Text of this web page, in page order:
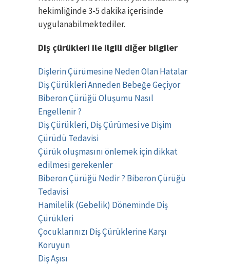
hekimliğinde 3-5 dakika içerisinde
uygulanabilmektediler.
Diş çürükleri ile ilgili diğer bilgiler
Dişlerin Çürümesine Neden Olan Hatalar
Diş Çürükleri Anneden Bebeğe Geçiyor
Biberon Çürüğü Oluşumu Nasıl
Engellenir ?
Diş Çürükleri, Diş Çürümesi ve Dişim
Çürüdü Tedavisi
Çürük oluşmasını önlemek için dikkat
edilmesi gerekenler
Biberon Çürüğü Nedir ? Biberon Çürüğü
Tedavisi
Hamilelik (Gebelik) Döneminde Diş
Çürükleri
Çocuklarınızı Diş Çürüklerine Karşı
Koruyun
Diş Aşısı